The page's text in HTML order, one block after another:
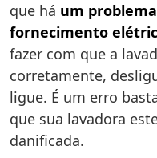
que há um
fornecimento
fazer com que a
corretamente,
ligue. É um erro
que sua lavadora
danificada.